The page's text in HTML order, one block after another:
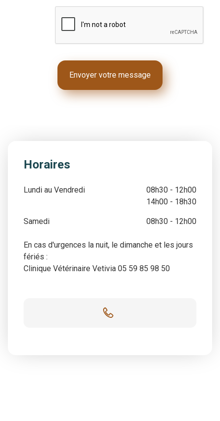
Horaires
Lundi au Vendredi
08h30 - 12h00
14h00 - 18h30
Samedi 08h30 - 12h00
En cas d'urgences la nuit, le dimanche et les jours
fériés :
Clinique Vétérinaire Vetivia 05 59 85 98 50